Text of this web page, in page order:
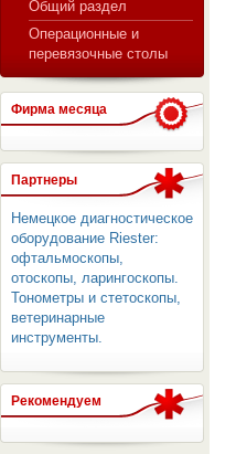
Общий раздел
Операционные и
перевязочные столы
Фирма месяца
Партнеры
Немецкое диагностическое
оборудование Riester:
офтальмоскопы,
отоскопы, ларингоскопы.
Тонометры и стетоскопы,
ветеринарные
инструменты.
Рекомендуем